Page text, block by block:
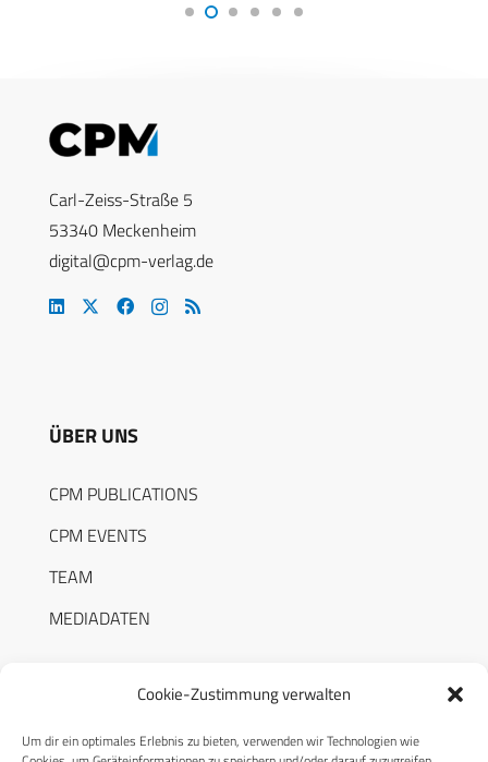
Cookie-Zustimmung verwalten
Um dir ein optimales Erlebnis zu bieten, verwenden wir Technologien wie
Carl-Zeiss-Straße 5
53340 Meckenheim
digital@cpm-verlag.de
ÜBER UNS
CPM PUBLICATIONS
CPM EVENTS
TEAM
MEDIADATEN
RECHTLICHES